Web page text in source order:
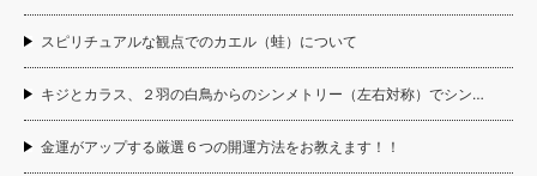
スピリチュアルな観点でのカエル（蛙）について
キジとカラス、２羽の白鳥からのシンメトリー（左右対称）でシン…
金運がアップする厳選６つの開運方法をお教えます！！